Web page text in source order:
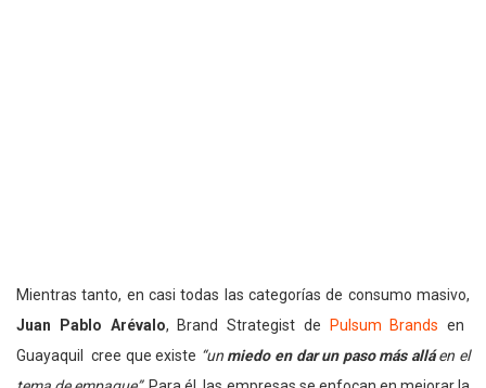
Mientras tanto, en casi todas las categorías de consumo masivo,
Juan Pablo Arévalo, Brand Strategist de Pulsum Brands en
Guayaquil cree que existe “unmiedo en dar un paso más alláen el